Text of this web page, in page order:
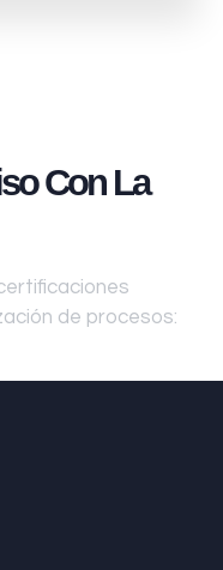
Con La
de procesos: